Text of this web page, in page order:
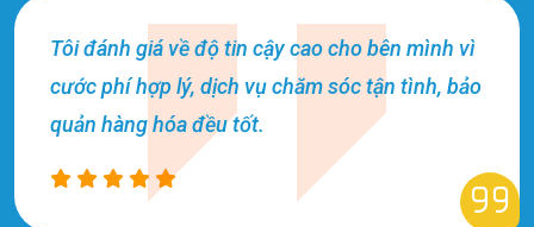
Hai công ty hợp tác đã lâu và tôi rất hài lòng về
độ chuyên nghiệp của Đại Lâm Logistics từ đó
tôi cũng đem lại lợi ích lớn cho mình.